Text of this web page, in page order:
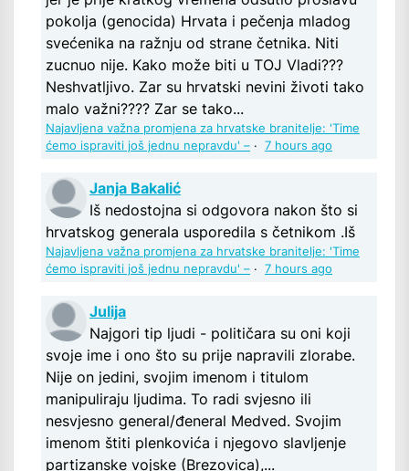
pokolja (genocida) Hrvata i pečenja mladog
svećenika na ražnju od strane četnika. Niti
zucnuo nije. Kako može biti u TOJ Vladi???
Neshvatljivo. Zar su hrvatski nevini životi tako
malo važni???? Zar se tako...
Najavljena važna promjena za hrvatske branitelje: 'Time
ćemo ispraviti još jednu nepravdu' – · 7 hours ago
Janja Bakalić
Iš nedostojna si odgovora nakon što si
hrvatskog generala usporedila s četnikom .Iš
Najavljena važna promjena za hrvatske branitelje: 'Time
ćemo ispraviti još jednu nepravdu' – · 7 hours ago
Julija
Najgori tip ljudi - političara su oni koji
svoje ime i ono što su prije napravili zlorabe.
Nije on jedini, svojim imenom i titulom
manipuliraju ljudima. To radi svjesno ili
nesvjesno general/đeneral Medved. Svojim
imenom štiti plenkovića i njegovo slavljenje
partizanske vojske (Brezovica),...